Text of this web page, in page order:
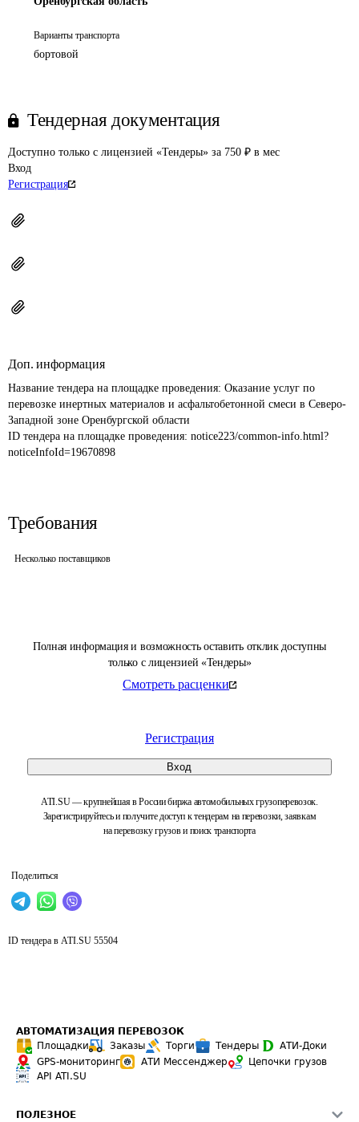
Полная информация и возможность оставить отклик доступны
только с лицензией «Тендеры»
Смотреть расценки
Регистрация
Вход
ATI.SU — крупнейшая в России биржа автомобильных грузоперевозок.
Зарегистрируйтесь и получите доступ к тендерам на перевозки, заявкам
на перевозку грузов и поиск транспорта
Поделиться
Варианты транспорта
бортовой
Тендерная документация
Доступно только с лицензией «Тендеры» за 750 ₽ в мес
Вход
Регистрация
Доп. информация
Название тендера на площадке проведения: Оказание услуг по
перевозке инертных материалов и асфальтобетонной смеси в Северо-
Западной зоне Оренбургской области
ID тендера на площадке проведения: notice223/common-info.html?
noticeInfoId=19670898
Требования
Несколько поставщиков
ID тендера в ATI.SU 55504
АВТОМАТИЗАЦИЯ ПЕРЕВОЗОК
Площадки
Заказы Торги Тендеры
АТИ-Доки
GPS-мониторинг
АТИ Мессенджер
Цепочки грузов
API ATI.SU
ПОЛЕЗНОЕ